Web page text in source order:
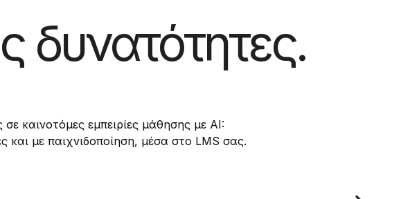
δυνατότητες.
καινοτόμες εμπειρίες μάθησης με AI:
και με παιχνιδοποίηση, μέσα στο LMS σας.